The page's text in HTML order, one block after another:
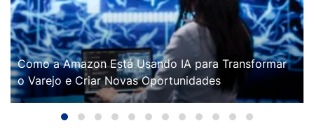
Como a Amazon Está Usando IA para Transformar
o Varejo e Criar Novas Oportunidades